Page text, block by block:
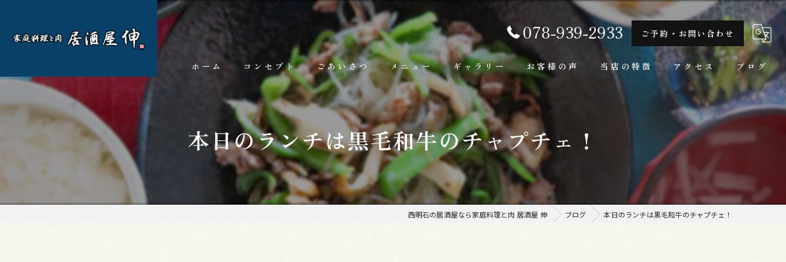
078-939-2933 ご予約・お問い合わせ
ホーム コンセプト ごあいさつ メニュー
ランチ
お料理
お飲み物
ギャラリー お客様の声 当店の特徴
ランチ
家庭料理
アクセス ブログ
本日のランチは黒毛和牛のチャプチェ！
西明石の居酒屋なら家庭料理と肉 居酒屋 伸 ブログ 本日のランチは黒毛和牛のチャプチェ！